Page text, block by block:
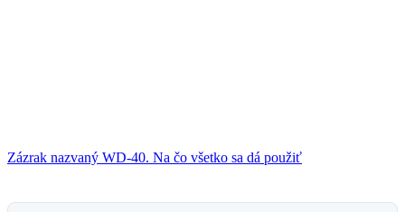
Zázrak nazvaný WD-40. Na čo všetko sa dá použiť